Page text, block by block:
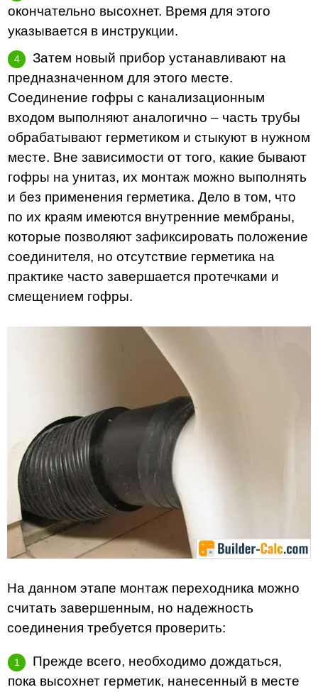
окончательно высохнет. Время для этого
указывается в инструкции.
Затем новый прибор устанавливают на
предназначенном для этого месте.
Соединение гофры с канализационным
входом выполняют аналогично – часть трубы
обрабатывают герметиком и стыкуют в нужном
месте. Вне зависимости от того, какие бывают
гофры на унитаз, их монтаж можно выполнять
и без применения герметика. Дело в том, что
по их краям имеются внутренние мембраны,
которые позволяют зафиксировать положение
соединителя, но отсутствие герметика на
практике часто завершается протечками и
смещением гофры.
На данном этапе монтаж переходника можно
считать завершенным, но надежность
соединения требуется проверить:
Прежде всего, необходимо дождаться,
пока высохнет герметик, нанесенный в месте